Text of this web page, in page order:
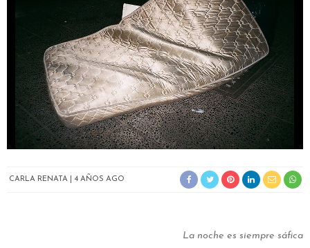
CARLA RENATA 4 AÑOS AGO
La noche es siempre sáfica